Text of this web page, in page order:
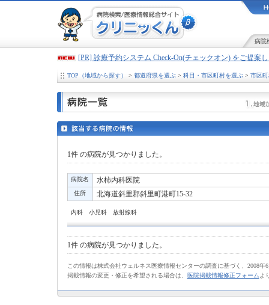
病院
[PR] 診療予約システム Check-On(チェックオン) をご提案
TOP（地域から探す） > 都道府県を選ぶ> 科目・市区町村を選ぶ> 市区
1件の病院が見つかりました。
病院名 水柿内科医院
住所 北海道斜里郡斜里町港町15-32
内科 小児科 放射線科
1件の病院が見つかりました。
この情報は株式会社ウェルネス医療情報センターの調査に基づく、2008年
掲載情報の変更・修正を希望される場合は、
医院掲載情報修正フォーム よ